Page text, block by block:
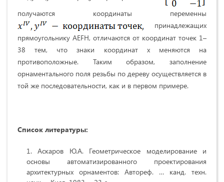
получаются координаты переменны
принадлежащих
прямоугольнику AEFH, отличаются от координат точек 1–
38 тем, что знаки координат х меняются на
противоположные. Таким образом, заполнение
орнаментального поля резьбы по дереву осуществляется в
той же последовательности, как и в первом примере.
Список литературы:
Аскаров Ю.А. Геометрическое моделирование и
основы автоматизированного проектирования
архитектурных орнаментов: Автореф. … канд. техн.